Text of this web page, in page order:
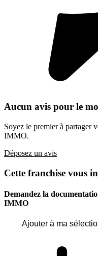
Aucun avis pour le
Soyez le premier à partager
IMMO.
Déposez un avis
Cette franchise vous
Demandez la
IMMO
Ajouter à ma